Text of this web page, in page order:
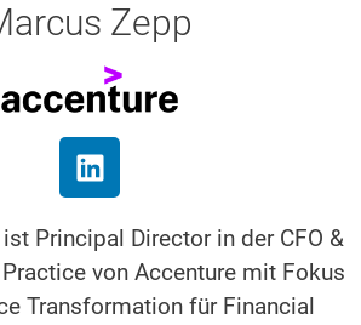
Zepp
Principal Director in der CFO &
von Accenture mit Fokus
Transformation für Financial